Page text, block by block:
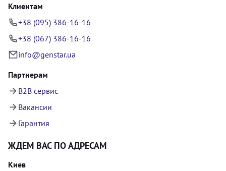
Клиентам
+38 (095) 386-16-16
+38 (067) 386-16-16
info@genstar.ua
Партнерам
B2B сервис
Вакансии
Гарантия
ЖДЕМ ВАС ПО АДРЕСАМ
Киев